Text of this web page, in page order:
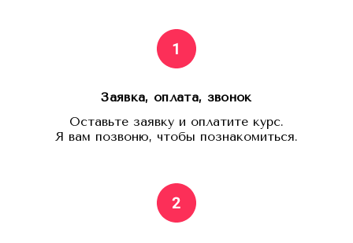
Заявка, оплата, звонок
Оставьте заявку и оплатите курс.
Я вам позвоню, чтобы познакомиться.